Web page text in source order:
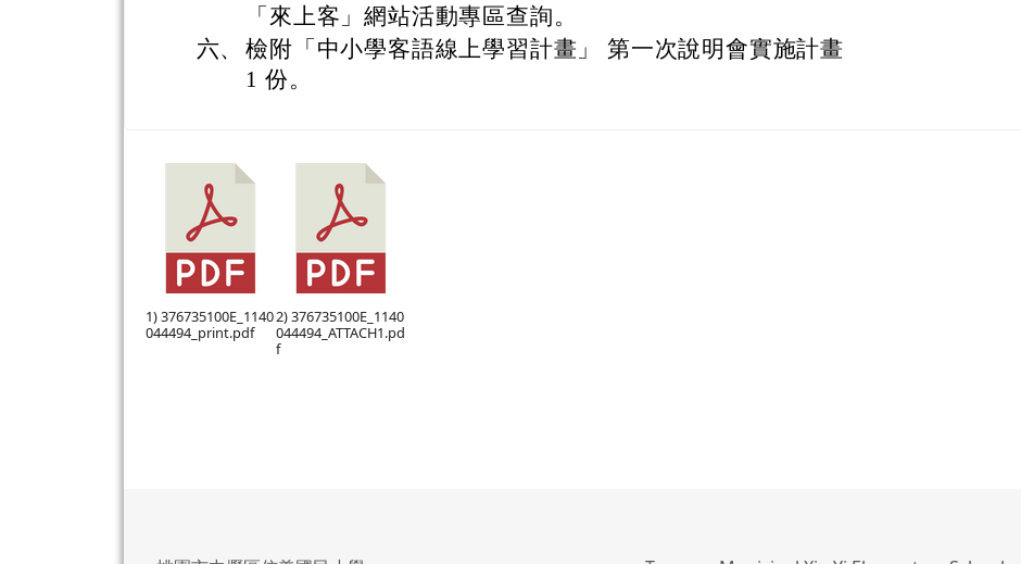
「來上客」網站活動專區查詢。
六、 檢附「中小學客語線上學習計畫」 第一次說明會實施計畫
1 份。
1) 376735100E_1140
044494_print.pdf
2) 376735100E_1140
044494_ATTACH1.pd
f